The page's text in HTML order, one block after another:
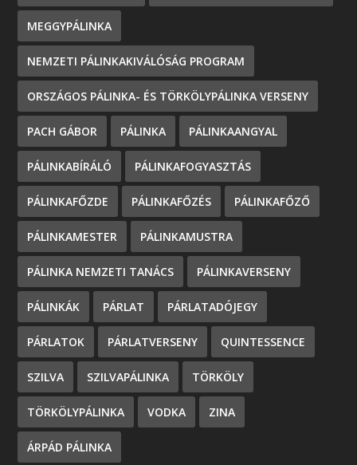
MEGGYPÁLINKA
NEMZETI PÁLINKAKIVÁLÓSÁG PROGRAM
ORSZÁGOS PÁLINKA- ÉS TÖRKÖLYPÁLINKA VERSENY
PACH GÁBOR PÁLINKA PÁLINKAANGYAL
PÁLINKABÍRÁLÓ PÁLINKAFOGYASZTÁS
PÁLINKAFŐZDE PÁLINKAFŐZÉS PÁLINKAFŐZŐ
PÁLINKAMESTER PÁLINKAMUSTRA
PÁLINKA NEMZETI TANÁCS PÁLINKAVERSENY
PÁLINKÁK PÁRLAT PÁRLATADÓJEGY
PÁRLATOK PÁRLATVERSENY QUINTESSENCE
SZILVA SZILVAPÁLINKA TÖRKÖLY
TÖRKÖLYPÁLINKA VODKA ZINA
ÁRPÁD PÁLINKA